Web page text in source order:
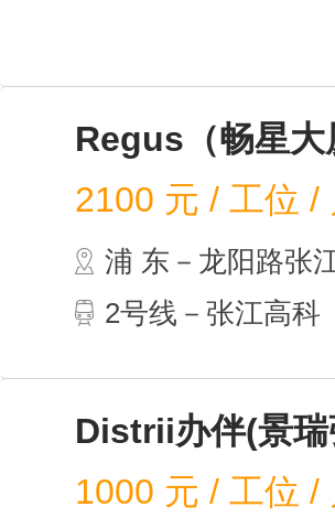
Regus（畅星大
2100 元 / 工位 /
浦 东－龙阳路张
2号线－张江高科
Distrii办伴(景瑞
1000 元 / 工位 /